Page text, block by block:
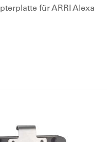
für ARRI Alexa